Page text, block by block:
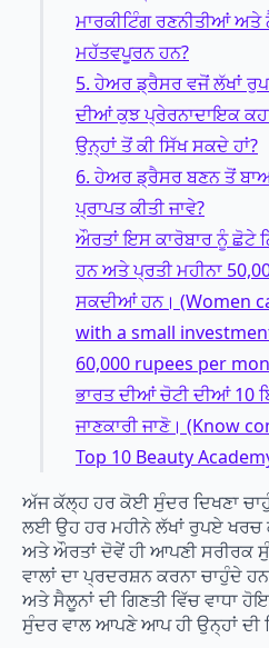
ਮਾਰਕੀਟਿੰਗ ਰਣਨੀਤੀਆਂ ਅਤੇ
ਮਹੱਤਵਪੂਰਨ ਹਨ?
5. ਹੇਅਰ ਡ੍ਰੈਸਰ ਵਜੋਂ ਲੱਖਾਂ
ਦੀਆਂ ਕੁਝ ਪ੍ਰੇਰਨਾਦਾਇਕ
ਉਨ੍ਹਾਂ ਤੋਂ ਕੀ ਸਿੱਖ ਸਕਦੇ ਹਾਂ?
6. ਹੇਅਰ ਡ੍ਰੈਸਰ ਬਣਨ ਤੋਂ
ਪ੍ਰਾਪਤ ਕੀਤੀ ਜਾਵੇ?
ਔਰਤਾਂ ਇਸ ਕਾਰੋਬਾਰ ਨੂੰ ਛੋਟੇ
ਹਨ ਅਤੇ ਪ੍ਰਤੀ ਮਹੀਨਾ
ਸਕਦੀਆਂ ਹਨ। (Women
with a small
60,000 rupees per
ਭਾਰਤ ਦੀਆਂ ਚੋਟੀ ਦੀਆਂ 10
ਜਾਣਕਾਰੀ ਜਾਣੋ। (Know
Top 10 Beauty
ਅੱਜ ਕੱਲ੍ਹ ਹਰ ਕੋਈ ਸੁੰਦਰ ਦਿਖਣਾ
ਲਈ ਉਹ ਹਰ ਮਹੀਨੇ ਲੱਖਾਂ ਰੁਪਏ
ਅਤੇ ਔਰਤਾਂ ਦੋਵੇਂ ਹੀ ਆਪਣੀ ਸਰੀਰਕ
ਵਾਲਾਂ ਦਾ ਪ੍ਰਦਰਸ਼ਨ ਕਰਨਾ ਚਾਹੁੰਦੇ
ਅਤੇ ਸੈਲੂਨਾਂ ਦੀ ਗਿਣਤੀ ਵਿੱਚ ਵਾਧਾ
ਸੁੰਦਰ ਵਾਲ ਆਪਣੇ ਆਪ ਹੀ ਉਨ੍ਹਾਂ ਦੀ